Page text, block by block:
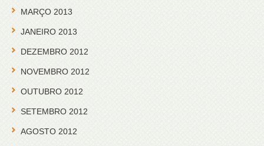
MARÇO 2013
JANEIRO 2013
DEZEMBRO 2012
NOVEMBRO 2012
OUTUBRO 2012
SETEMBRO 2012
AGOSTO 2012